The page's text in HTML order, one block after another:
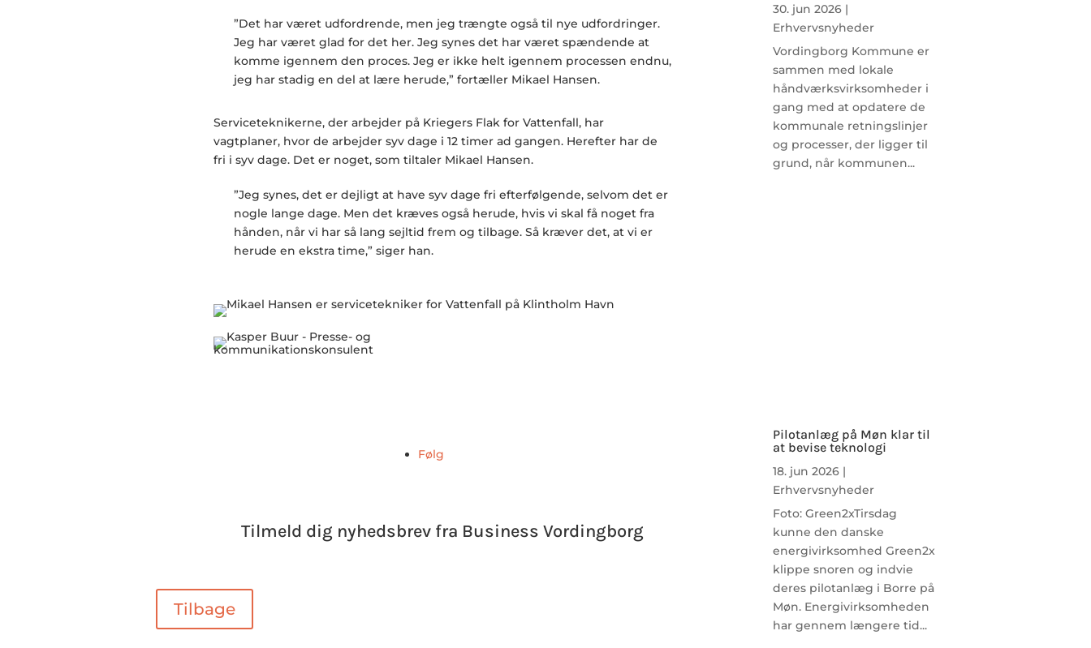
”Det har været udfordrende, men jeg trængte også til nye udfordringer.
Jeg har været glad for det her. Jeg synes det har været spændende at
komme igennem den proces. Jeg er ikke helt igennem processen endnu,
jeg har stadig en del at lære herude,” fortæller Mikael Hansen.
Serviceteknikerne, der arbejder på Kriegers Flak for Vattenfall, har
vagtplaner, hvor de arbejder syv dage i 12 timer ad gangen. Herefter har de
fri i syv dage. Det er noget, som tiltaler Mikael Hansen.
”Jeg synes, det er dejligt at have syv dage fri efterfølgende, selvom det er
nogle lange dage. Men det kræves også herude, hvis vi skal få noget fra
hånden, når vi har så lang sejltid frem og tilbage. Så kræver det, at vi er
herude en ekstra time,” siger han.
Følg
Tilmeld dig nyhedsbrev fra Business Vordingborg
Tilbage
30. jun 2026|
Erhvervsnyheder
Vordingborg Kommune er
sammen med lokale
håndværksvirksomheder i
gang med at opdatere de
kommunale retningslinjer
og processer, der ligger til
grund, når kommunen...
Pilotanlæg på Møn klar til
at bevise teknologi
18. jun 2026|
Erhvervsnyheder
Foto: Green2xTirsdag
kunne den danske
energivirksomhed Green2x
klippe snoren og indvie
deres pilotanlæg i Borre på
Møn. Energivirksomheden
har gennem længere tid...